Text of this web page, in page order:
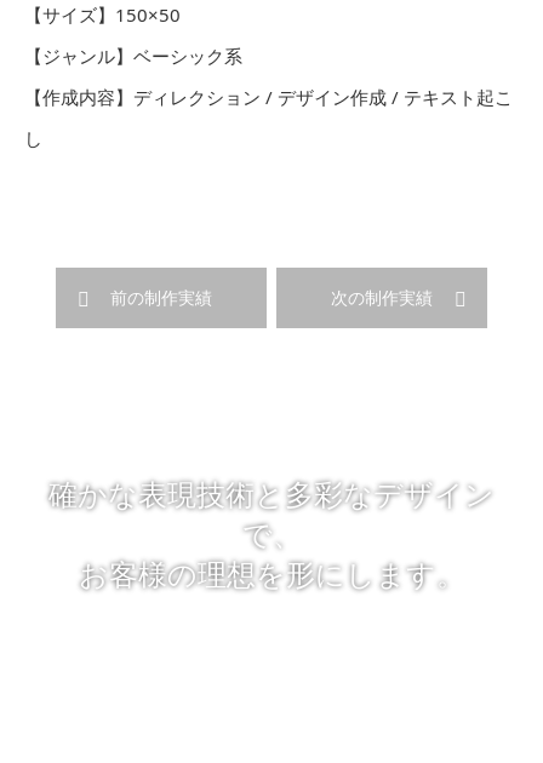
【サイズ】150×50
【ジャンル】ベーシック系
【作成内容】ディレクション / デザイン作成 / テキスト起こ
し
前の制作実績 次の制作実績
確かな表現技術と多彩なデザイン
で、
お客様の理想を形にします。